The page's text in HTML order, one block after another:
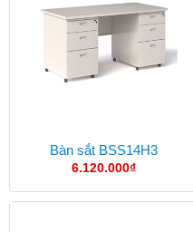
Bàn sắt BSS14H3
6.120.000₫